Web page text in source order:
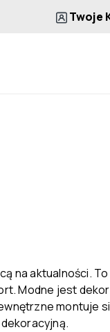
Twoje
na aktualności.
Modne jest
montuje